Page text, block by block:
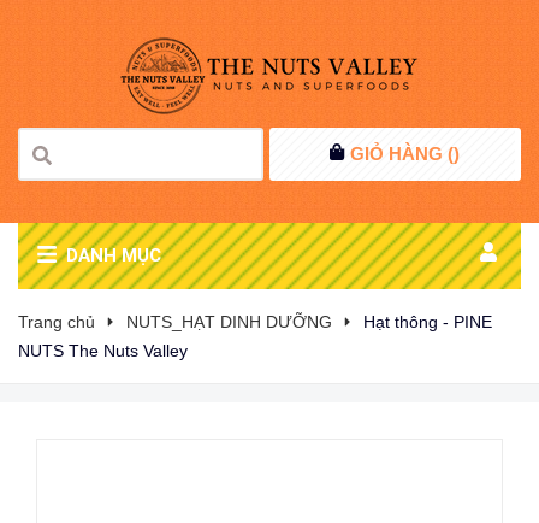
GIỎ HÀNG ()
DANH MỤC
Trang chủ NUTS_HẠT DINH DƯỠNG
Hạt thông - PINE
NUTS The Nuts Valley